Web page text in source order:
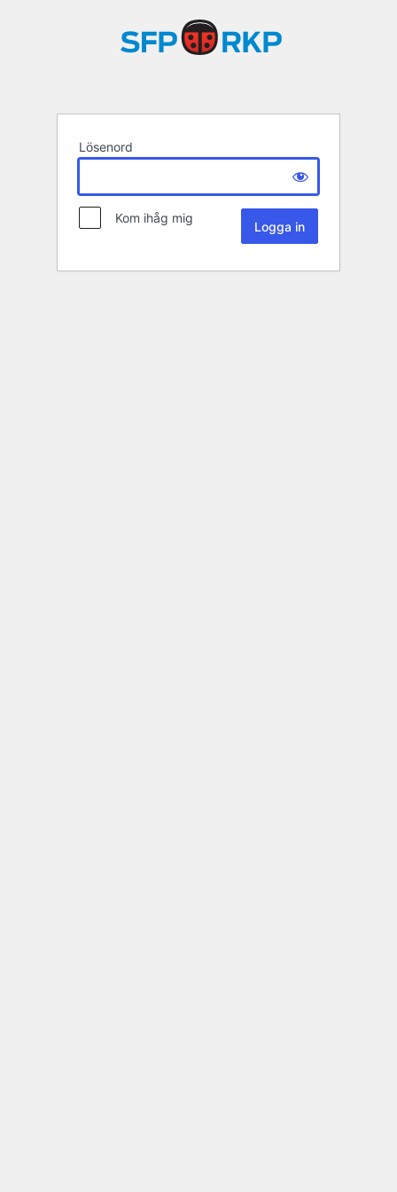
Lösenord
Kom ihåg mig